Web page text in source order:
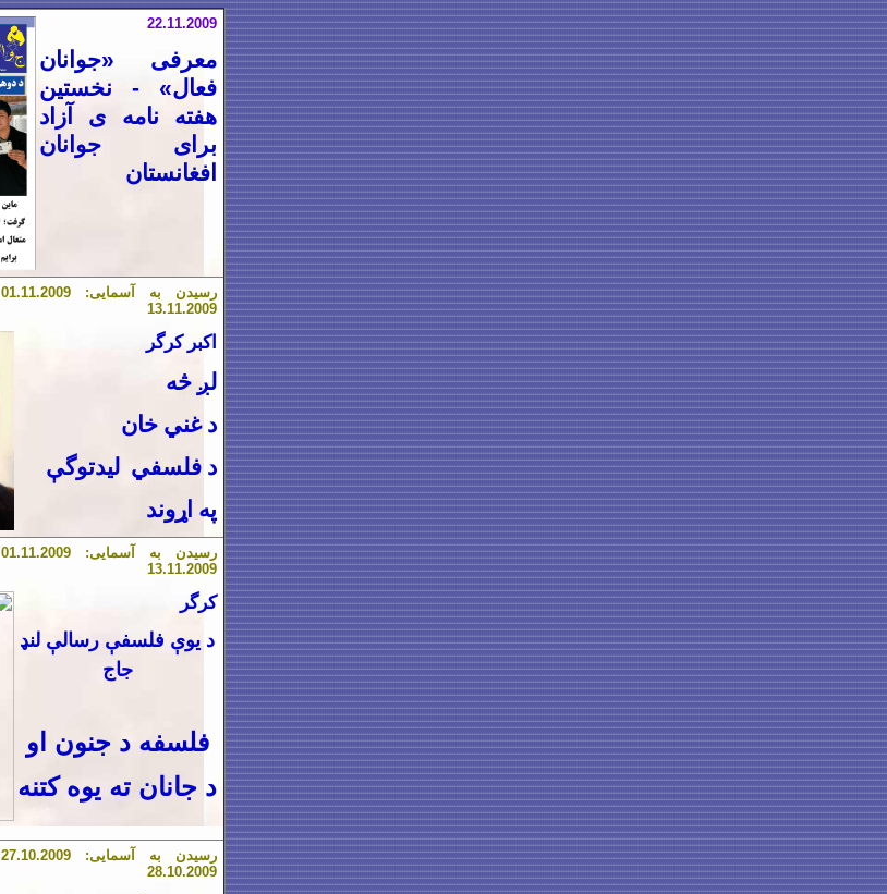
22.11.2009
معرفی «جوانان
فعال» - نخستین
هفته نامه ی آزاد
برای جوانان
افغانستان
رسیدن به آسمایی: 01.11.2009 ؛ نشر در آسمایی:
13.11.2009
اكبر كرگر
لږ څه
د غني خان
د فلسفي ليدتوگې
په اړوند
رسیدن به آسمایی: 01.11.2009 ؛ نشر در آسمایی:
13.11.2009
كرگر
د يوې فلسفې رسالې لنډ
جاج
فلسفه د جنون او
د جانان ته يوه كتنه
رسیدن به آسمایی: 27.10.2009 ؛ نشر در آسمایی:
28.10.2009